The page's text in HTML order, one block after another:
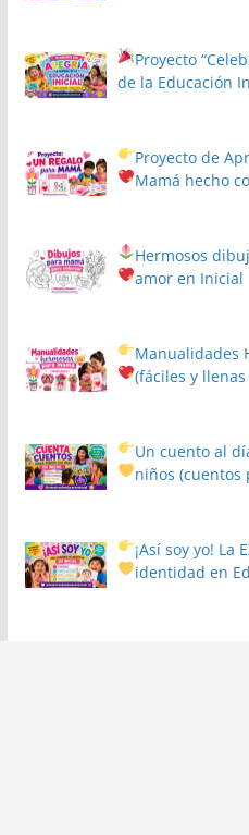
Proyecto
de la Educación
Proyecto de
Mamá hecho
Hermosos
amor en Inicial
Manualidades
(fáciles y
Un cuento al
niños(cuentos
¡Así soy yo! La
identidad en